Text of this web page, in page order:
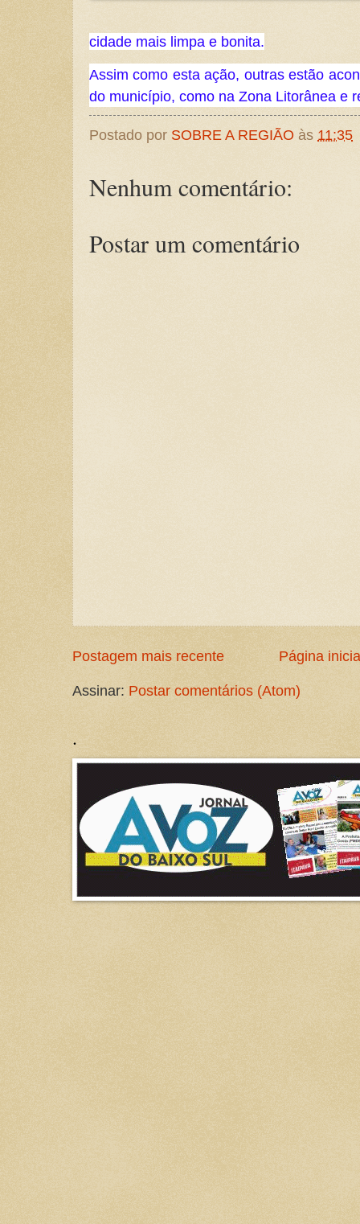
cidade mais limpa e bonita.
Assim como esta ação, outras estão
do município, como na Zona Litorânea e
Postado por SOBRE A REGIÃO às 11:35
Nenhum comentário:
Postar um comentário
Postagem mais recente Página
Assinar: Postar comentários (Atom)
.